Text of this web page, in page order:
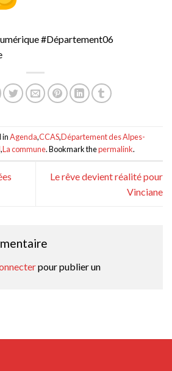
#Département06
inAgenda,CCAS,Département des Alpes-
,La commune. Bookmark thepermalink.
Le rêve devient réalité pour
Vinciane
pour publier un